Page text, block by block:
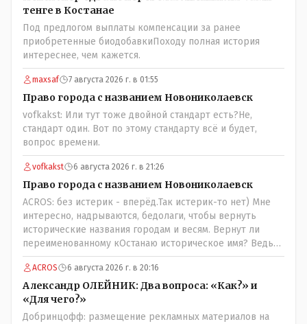
тенге в Костанае
Под предлогом выплаты компенсации за ранее
приобретенные биодобавкиПоходу полная история
интереснее, чем кажется.
maxsaf 7 августа 2026 г. в 01:55
Право города с названием Новониколаевск
vofkakst: Или тут тоже двойной стандарт есть?Не,
стандарт один. Вот по этому стандарту всё и будет,
вопрос времени.
vofkakst 6 августа 2026 г. в 21:26
Право города с названием Новониколаевск
ACROS: без истерик - вперёд.Так истерик-то нет) Мне
интересно, надрываются, бедолаги, чтобы вернуть
исторические названия городам и весям. Вернут ли
переименованному кОстанаю историческое имя? Ведь
для этого же эти она.. ономасты существуют)) Или тут
тоже двойной стандарт есть?
ACROS 6 августа 2026 г. в 20:16
Александр ОЛЕЙНИК: Два вопроса: «Как?» и
«Для чего?»
Добринцофф: размещение рекламных материалов на